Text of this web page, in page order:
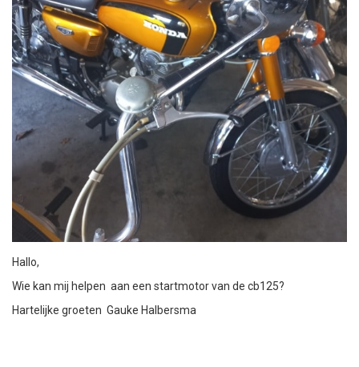
Hallo,
Wie kan mij helpen aan een startmotor van de cb125?
Hartelijke groeten Gauke Halbersma